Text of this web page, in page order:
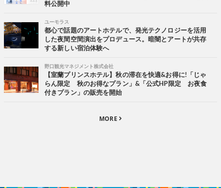
料公開中
ユーモラス
都心で話題のアートホテルで、発光テクノロジーを活用
した夜間空間演出をプロデュース。暗闇とアートが共存
する新しい宿泊体験へ
野口観光マネジメント株式会社
【室蘭プリンスホテル】秋の滞在を快適&お得に!「じゃ
らん限定 秋のお得なプラン」&「公式HP限定 お夜食
付きプラン」の販売を開始
MORE